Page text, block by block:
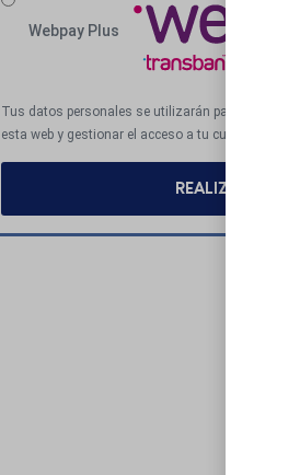
Webpay Plus
Tus datos personales se utilizarán para procesar
esta web y gestionar el acceso a tu cuenta.
REALIZAR EL